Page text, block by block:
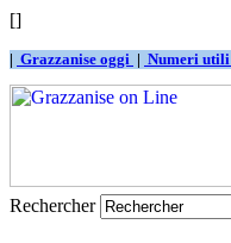
[]
| Grazzanise oggi | Numeri utili
Rechercher